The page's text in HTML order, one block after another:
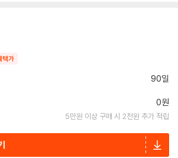
택가
90일
0원
5만원 이상 구매 시 2천원 추가 적립